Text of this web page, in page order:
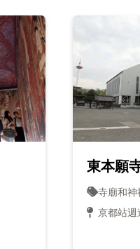
東本願
寺廟和神
京都站週